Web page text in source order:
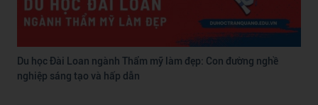
Du học Đài Loan ngành Thẩm mỹ làm đẹp: Con đường nghề
nghiệp sáng tạo và hấp dẫn